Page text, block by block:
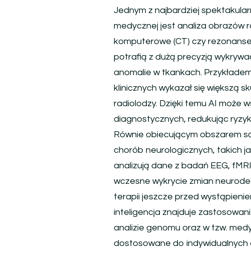
Jednym z najbardziej
medycznej jest analiza obrazów
komputerowe (CT) czy
potrafią z dużą precyzją
anomalie w tkankach.
klinicznych wykazał się większą
radiolodzy. Dzięki temu AI może
diagnostycznych, redukując
Równie obiecującym obszarem
chorób neurologicznych, takich
analizują dane z badań EEG,
wczesne wykrycie zmian
terapii jeszcze przed
inteligencja znajduje
analizie genomu oraz w tzw.
dostosowane do indywidualnych